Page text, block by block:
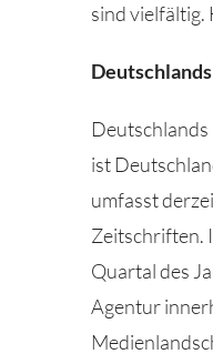
sind vielfältig.
Deutschlands
ist
umfasst
Zeitschriften.
Quartal des
Agentur